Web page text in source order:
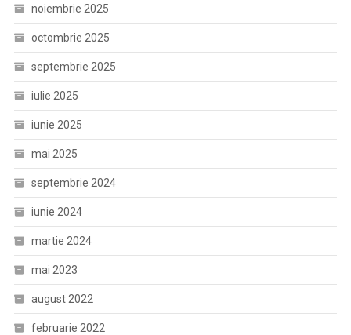
noiembrie 2025
octombrie 2025
septembrie 2025
iulie 2025
iunie 2025
mai 2025
septembrie 2024
iunie 2024
martie 2024
mai 2023
august 2022
februarie 2022